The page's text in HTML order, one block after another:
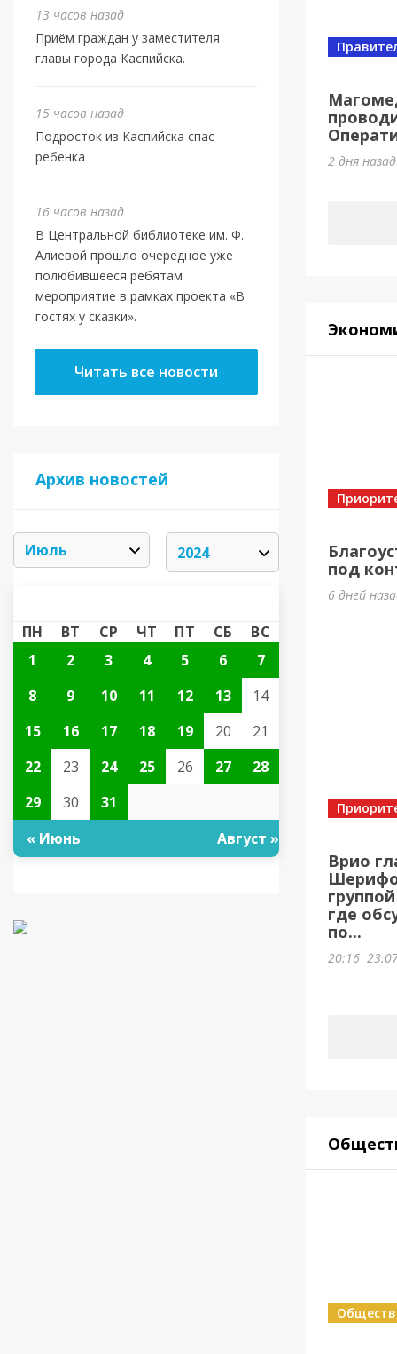
13 часов назад
Приём граждан у заместителя
главы города Каспийска.
15 часов назад
Подросток из Каспийска спас
ребенка
16 часов назад
В Центральной библиотеке им. Ф.
Алиевой прошло очередное уже
полюбившееся ребятам
мероприятие в рамках проекта «В
гостях у сказки».
Читать все новости
Архив новостей
ПН ВТ СР ЧТ ПТ СБ
ВС
1
2 3 4 5 6
7
8
9 10 11 12 13
14
15
16 17 18 19 20
21
22
23 24 25 26 27
28
29
30
31
« Июнь
Август »
2 дня
под
6 дней
Врио
где
по...
20:16